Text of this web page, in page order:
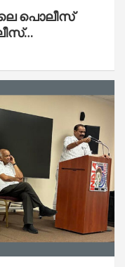
പൊലീസ്
മാറുകയാണ് :